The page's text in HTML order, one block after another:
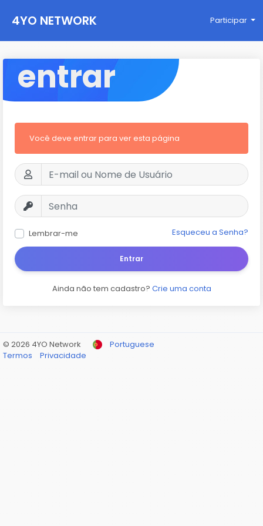
4YO NETWORK Participar
entrar
Você deve entrar para ver esta página
Lembrar-me Esqueceu a Senha?
Entrar
Ainda não tem cadastro? Crie uma conta
© 2026 4YO Network
Portuguese
Termos
Privacidade